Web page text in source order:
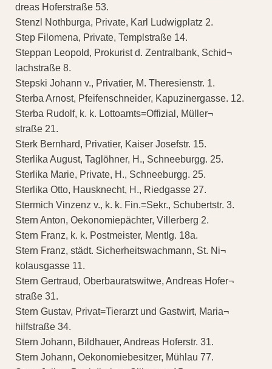
dreas Hoferstraße 53.
Stenzl Nothburga, Private, Karl Ludwigplatz 2.
Step Filomena, Private, Templstraße 14.
Steppan Leopold, Prokurist d. Zentralbank, Schid¬
lachstraße 8.
Stepski Johann v., Privatier, M. Theresienstr. 1.
Sterba Arnost, Pfeifenschneider, Kapuzinergasse. 12.
Sterba Rudolf, k. k. Lottoamts=Offizial, Müller¬
straße 21.
Sterk Bernhard, Privatier, Kaiser Josefstr. 15.
Sterlika August, Taglöhner, H., Schneeburgg. 25.
Sterlika Marie, Private, H., Schneeburgg. 25.
Sterlika Otto, Hausknecht, H., Riedgasse 27.
Stermich Vinzenz v., k. k. Fin.=Sekr., Schubertstr. 3.
Stern Anton, Oekonomiepächter, Villerberg 2.
Stern Franz, k. k. Postmeister, Mentlg. 18a.
Stern Franz, städt. Sicherheitswachmann, St. Ni¬
kolausgasse 11.
Stern Gertraud, Oberbauratswitwe, Andreas Hofer¬
straße 31.
Stern Gustav, Privat=Tierarzt und Gastwirt, Maria¬
hilfstraße 34.
Stern Johann, Bildhauer, Andreas Hoferstr. 31.
Stern Johann, Oekonomiebesitzer, Mühlau 77.